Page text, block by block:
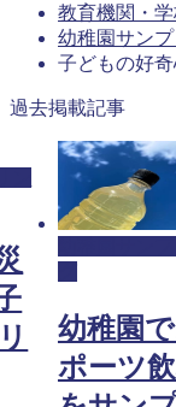
教育機関・学
幼稚園サン
子どもの好
過去掲載記事
幼稚園
ポーツ